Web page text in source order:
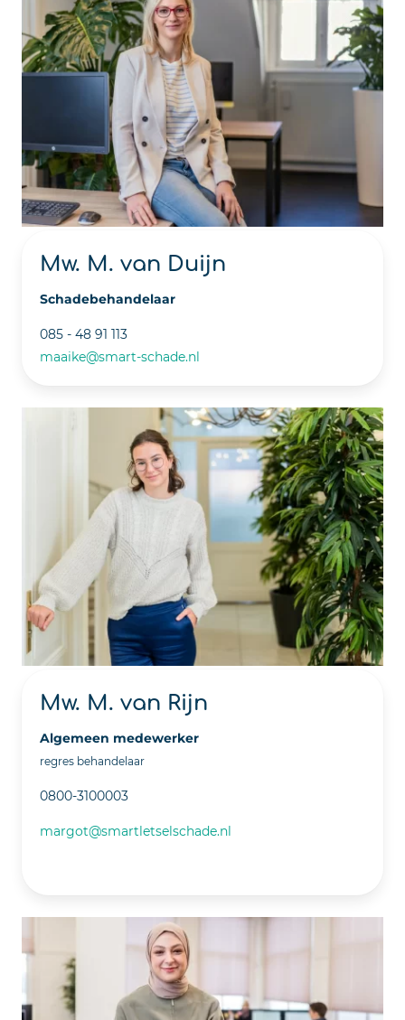
Mw. M. van Duijn
Schadebehandelaar
085 - 48 91 113
maaike@smart-schade.nl
Mw. M. van Rijn
Algemeen medewerker
regres behandelaar
0800-3100003
margot@smartletselschade.nl